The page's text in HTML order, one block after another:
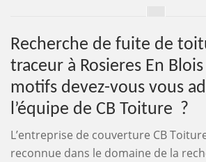
Recherche de fuite de
traceur à Rosieres En
motifs devez-vous vous
l’équipe de CB Toiture ?
L’entreprise de couverture CB
reconnue dans le domaine de la